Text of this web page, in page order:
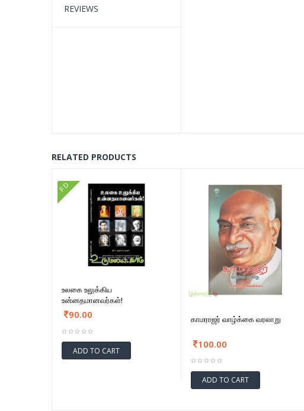
REVIEWS
RELATED PRODUCTS
FD
உலகை உலுக்கிய
உன்னதமானவர்கள்!
90.00
ADD TO CART
காமராஜர் வாழ்க்கை வரலாறு
100.00
ADD TO CART